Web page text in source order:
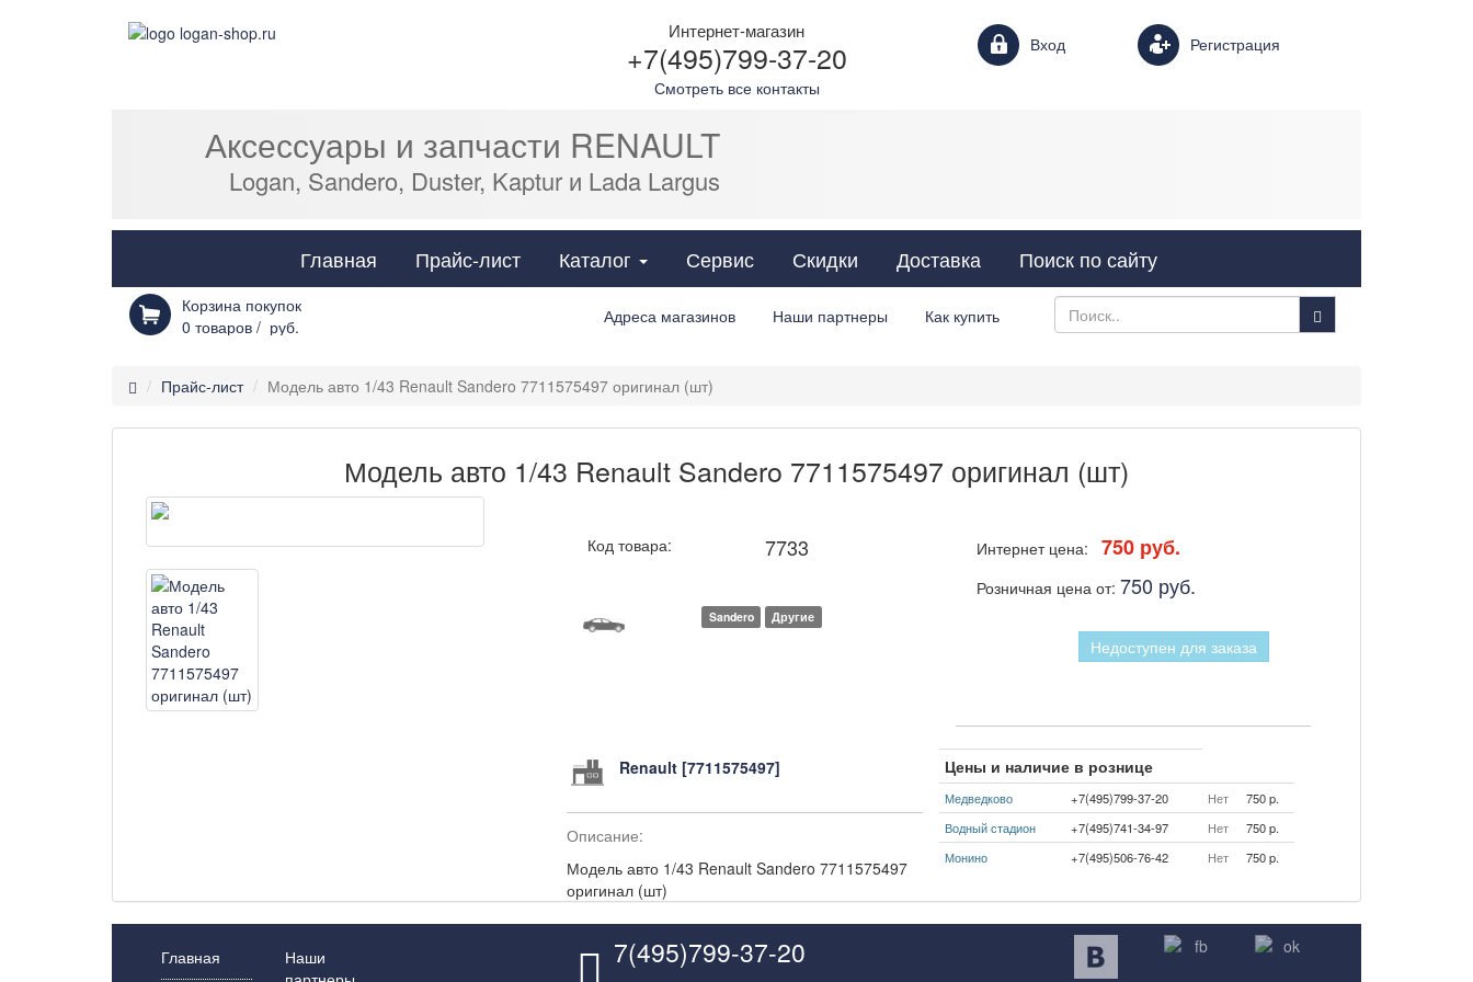
Интернет-магазин
+7(495)799-37-20
Смотреть все контакты
Вход Login form Регистрация
Аксессуары и запчасти RENAULT
Logan, Sandero, Duster, Kaptur и Lada Largus
Главная Прайс-лист Каталог Cats Сервис Скидки Доставка Поиск по сайту
Корзина покупок
0 товаров / руб. Адреса магазинов Наши партнеры Как купить
Прайс-лист Модель авто 1/43 Renault Sandero 7711575497 оригинал (шт)
Модель авто 1/43 Renault Sandero 7711575497 оригинал (шт)
Код товара: 7733
Sandero Другие
Интернет цена: 750 руб.
Розничная цена от: 750 руб.
Недоступен для заказа
Renault [7711575497]
Описание:
Модель авто 1/43 Renault Sandero 7711575497
оригинал (шт)
Цены и наличие в рознице
Медведково +7(495)799-37-20 Нет
750 p.
Водный стадион
+7(495)741-34-97 Нет
750 p.
Монино
+7(495)506-76-42 Нет 750 p.
Главная
Наши
7(495)799-37-20